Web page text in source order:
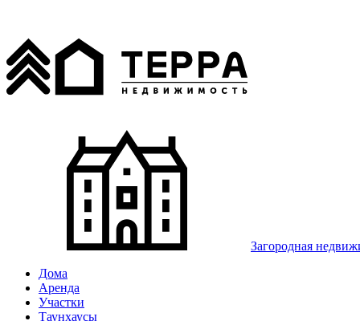
Загородная
Дома
Аренда
Участки
Таунхаусы